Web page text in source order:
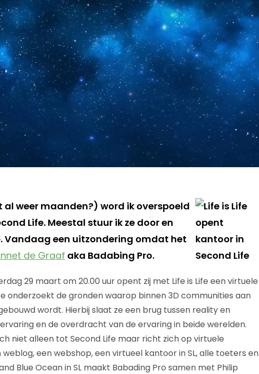
al weer maanden?) word ik overspoeld
Life. Meestal stuur ik ze door en
Vandaag een uitzondering omdat het
de Graaf aka Badabing Pro.
29 maart om 20.00 uur opent zij met Life is Life een virtuele
onderzoekt de gronden waarop binnen 3D communities aan
wordt. Hierbij slaat ze een brug tussen reality en
en de overdracht van de ervaring in beide werelden.
niet alleen tot Second Life maar richt zich op virtuele
een webshop, een virtueel kantoor in SL, alle toeters en
Blue Ocean in SL maakt Babading Pro samen met Philip